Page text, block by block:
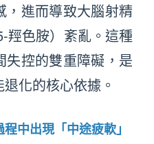
，進而導致大腦射精
羥色胺）紊亂。這種
失控的雙重障礙，是
化的核心依據。
中出現「中途疲軟」